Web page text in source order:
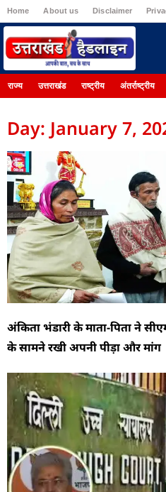
Home About us Disclaimer
राज्य उत्तराखंड राष्ट्रीय अंतर्राष्ट्रीय
Day: January 7,
अंकिता भंडारी के माता-पिता ने
के सामने रखी अपनी पीड़ा और मांग